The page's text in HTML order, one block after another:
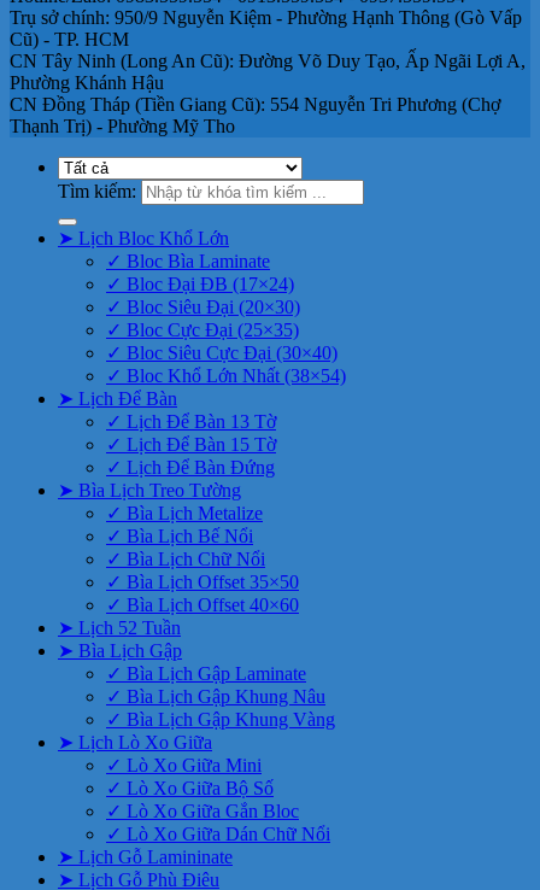
Trụ sở chính: 950/9 Nguyễn Kiệm - Phường Hạnh Thông (Gò Vấp
Cũ) - TP. HCM
CN Tây Ninh (Long An Cũ): Đường Võ Duy Tạo, Ấp Ngãi Lợi A,
Phường Khánh Hậu
CN Đồng Tháp (Tiền Giang Cũ): 554 Nguyễn Tri Phương (Chợ
Thạnh Trị) - Phường Mỹ Tho
Tìm kiếm:
➤ Lịch Bloc Khổ Lớn
✓ Bloc Bìa Laminate
✓ Bloc Đại ĐB (17×24)
✓ Bloc Siêu Đại (20×30)
✓ Bloc Cực Đại (25×35)
✓ Bloc Siêu Cực Đại (30×40)
✓ Bloc Khổ Lớn Nhất (38×54)
➤ Lịch Để Bàn
✓ Lịch Để Bàn 13 Tờ
✓ Lịch Để Bàn 15 Tờ
✓ Lịch Để Bàn Đứng
➤ Bìa Lịch Treo Tường
✓ Bìa Lịch Metalize
✓ Bìa Lịch Bế Nổi
✓ Bìa Lịch Chữ Nổi
✓ Bìa Lịch Offset 35×50
✓ Bìa Lịch Offset 40×60
➤ Lịch 52 Tuần
➤ Bìa Lịch Gập
✓ Bìa Lịch Gập Laminate
✓ Bìa Lịch Gập Khung Nâu
✓ Bìa Lịch Gập Khung Vàng
➤ Lịch Lò Xo Giữa
✓ Lò Xo Giữa Mini
✓ Lò Xo Giữa Bộ Số
✓ Lò Xo Giữa Gắn Bloc
✓ Lò Xo Giữa Dán Chữ Nổi
➤ Lịch Gỗ Lamininate
➤ Lịch Gỗ Phù Điêu